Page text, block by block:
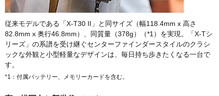
従来モデルである「X-T30 II」と同サイズ（幅118.4mm x 高さ
82.8mm x 奥行46.8mm）、同質量（378g）（*1）を実現。「X-Tシ
リーズ」の系譜を受け継ぐセンターファインダースタイルのクラシ
ックな外観と小型軽量なデザインは、毎日持ち歩きたくなる一台で
す。
*1：付属バッテリー、メモリーカードを含む。